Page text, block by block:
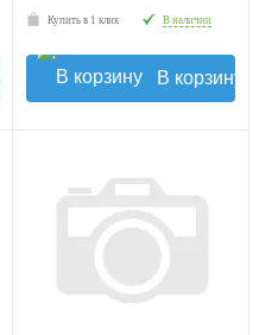
Купить в 1 клик В наличии
В корзину